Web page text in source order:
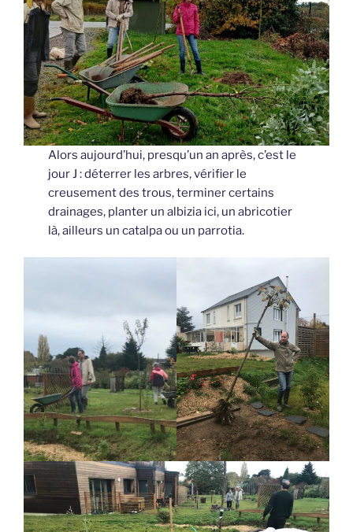
Alors aujourd’hui, presqu’un an après, c’est le
jour J : déterrer les arbres, vérifier le
creusement des trous, terminer certains
drainages, planter un albizia ici, un abricotier
là, ailleurs un catalpa ou un parrotia.